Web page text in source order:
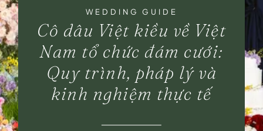
WEDDING GUIDE
Cô dâu Việt kiều về Việt
Nam tổ chức đám cưới:
Quy trình, pháp lý và
kinh nghiệm thực tế